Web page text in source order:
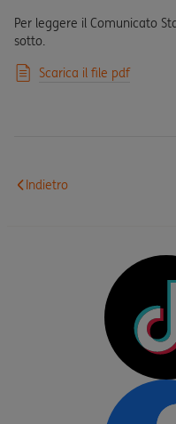
Per leggere il Comunicato
sotto.
Scarica il file pdf
Indietro